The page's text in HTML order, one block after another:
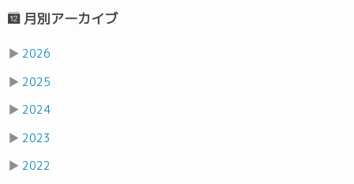
月別アーカイブ
▶ 2026
▶ 2025
▶ 2024
▶ 2023
▶ 2022